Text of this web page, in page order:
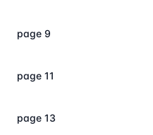
page 9
page 11
page 13